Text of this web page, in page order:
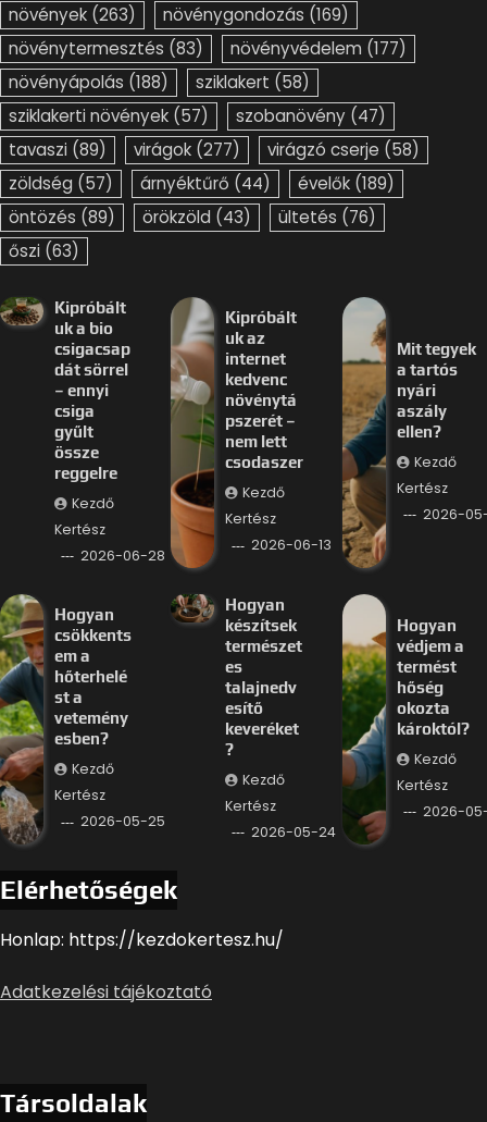
növények (263) növénygondozás (169)
növénytermesztés (83) növényvédelem (177)
növényápolás (188) sziklakert (58)
sziklakerti növények (57) szobanövény (47)
tavaszi (89) virágok (277) virágzó cserje (58)
zöldség (57) árnyéktűrő (44) évelők (189)
öntözés (89) örökzöld (43) ültetés (76)
őszi (63)
Kipróbált
uk a bio
csigacsap
dát sörrel
– ennyi
csiga
gyűlt
össze
reggelre
Kezdő
Kertész
2026-06-28
Kipróbált
uk az
internet
kedvenc
növénytá
pszerét –
nem lett
csodaszer
Kezdő
Kertész
2026-06-13
Mit tegyek
a tartós
nyári
aszály
ellen?
Kezdő
Kertész
2026-
Hogyan
csökkents
em a
hőterhelé
st a
vetemény
esben?
Kezdő
Kertész
2026-05-25
Hogyan
készítsek
természet
es
talajnedv
esítő
keveréket
?
Kezdő
Kertész
2026-05-24
Hogyan
védjem a
termést
hőség
okozta
károktól?
Kezdő
Kertész
2026-
Elérhetőségek
Honlap: https://kezdokertesz.hu/
Adatkezelési tájékoztató
Társoldalak